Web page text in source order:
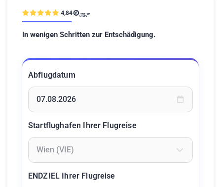
In wenigen Schritten zur Entschädigung.
Abflugdatum
Startflughafen Ihrer Flugreise
ENDZIEL Ihrer Flugreise